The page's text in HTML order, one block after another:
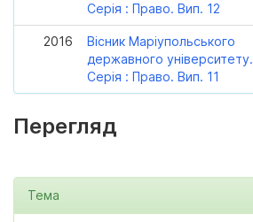
Серія : Право. Вип. 12
2016
Вісник Маріупольського
державного університету.
Серія : Право. Вип. 11
Перегляд
Тема